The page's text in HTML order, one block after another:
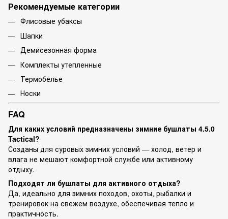
Рекомендуемые категории
Флисовые убаксы
Шапки
Демисезонная форма
Комплекты утепленные
Термобелье
Носки
FAQ
Для каких условий предназначены зимние бушлаты 4.5.0
Tactical?
Созданы для суровых зимних условий — холод, ветер и
влага не мешают комфортной службе или активному
отдыху.
Подходят ли бушлаты для активного отдыха?
Да, идеально для зимних походов, охоты, рыбалки и
тренировок на свежем воздухе, обеспечивая тепло и
практичность.